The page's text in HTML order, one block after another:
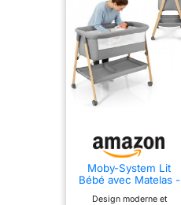
Moby-System Lit
Bébé avec Matelas -
Design moderne et